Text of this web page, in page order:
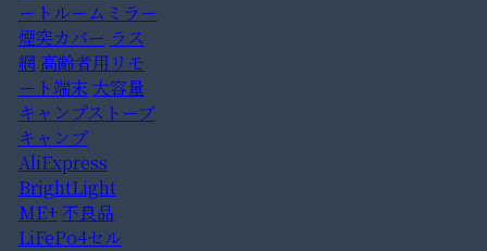
ートルームミラー
煙突カバー ラス
網 高齢者用リモ
ート端末大容量
キャンプストーブ
キャンプ
AliExpress
BrightLight
ME+不良品
LiFePo4セル